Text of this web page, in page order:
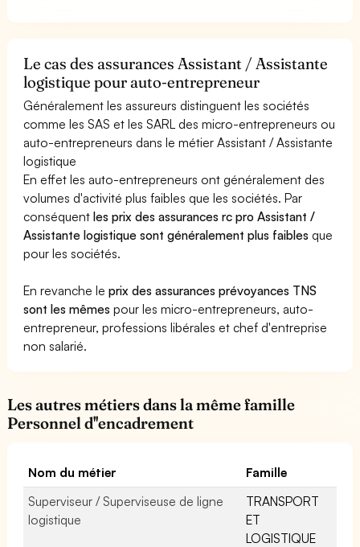
Le cas des assurances Assistant / Assistante
logistique pour auto-entrepreneur
Généralement les assureurs distinguent les sociétés
comme les SAS et les SARL des micro-entrepreneurs ou
auto-entrepreneurs dans le métier Assistant / Assistante
logistique
En effet les auto-entrepreneurs ont généralement des
volumes d'activité plus faibles que les sociétés. Par
conséquentles prix des assurances rc pro Assistant /
Assistante logistique sont généralement plus faibles que
pour les sociétés.
En revanche leprix des assurances prévoyances TNS
sont les mêmes pour les micro-entrepreneurs, auto-
entrepreneur, professions libérales et chef d'entreprise
non salarié.
Les autres métiers dans la même famille
Personnel d''encadrement
Nom du métier
Famille
Superviseur / Superviseuse de ligne
logistique
TRANSPORT
ET
LOGISTIQUE